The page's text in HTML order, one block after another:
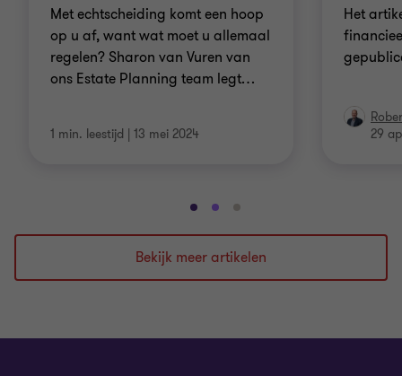
Met echtscheiding komt een hoop
op u af, want wat moet u allemaal
regelen? Sharon van Vuren van
ons Estate Planning team legt…
1 min. leestijd | 13 mei 2024
Het
29
Ga
naar
dia
1
Ga
naar
dia
2
Ga
naar
dia
3
Bekijk meer artikelen